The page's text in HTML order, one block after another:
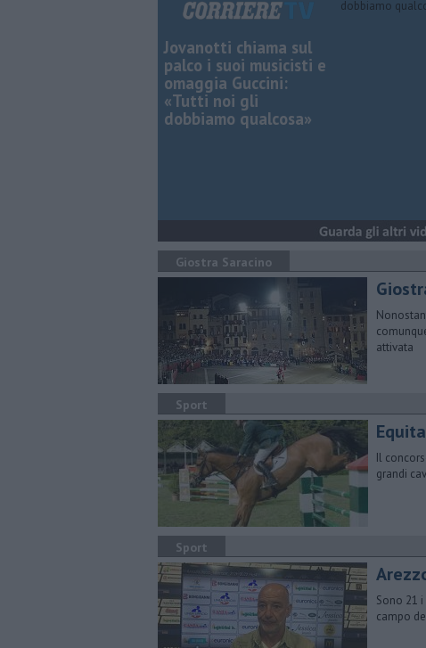
Jovanotti chiama sul
palco i suoi musicisti e
omaggia Guccini:
«Tutti noi gli
dobbiamo qualcosa»
Giostra Saracino
attivata
Sport
Il
grandi
Sport
Sono 21
campo